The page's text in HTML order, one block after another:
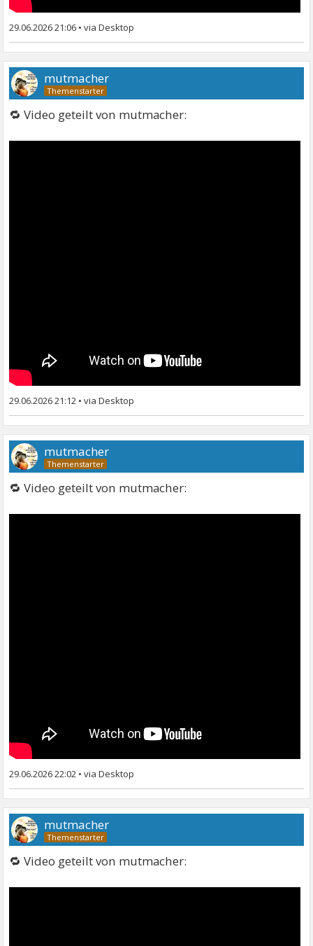
29.06.2026 21:06 •
mutmacher
🔁 Video geteilt von mutmacher:
29.06.2026 21:12 •
mutmacher
🔁 Video geteilt von mutmacher:
29.06.2026 22:02 •
mutmacher
🔁 Video geteilt von mutmacher: